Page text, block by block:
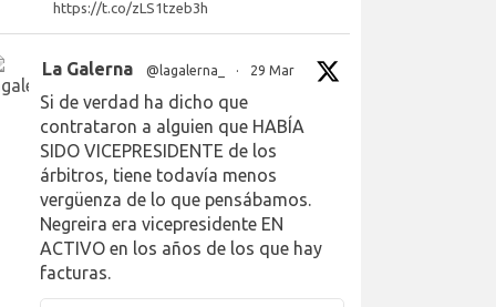
https://t.co/zLS1tzeb3h
La Galerna @lagalerna_ · 29 Mar
Si de verdad ha dicho que
contrataron a alguien que HABÍA
SIDO VICEPRESIDENTE de los
árbitros, tiene todavía menos
vergüenza de lo que pensábamos.
Negreira era vicepresidente EN
ACTIVO en los años de los que hay
facturas.